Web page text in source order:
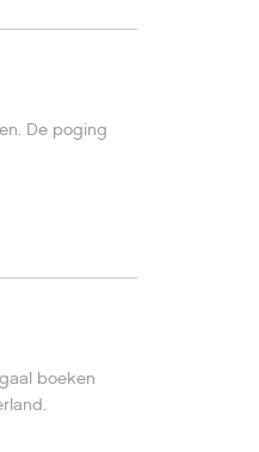
De poging
boeken